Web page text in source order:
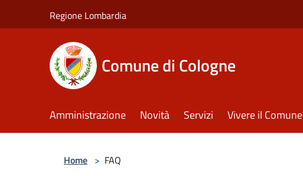
Regione Lombardia
Comune di Cologne
Amministrazione Novità Servizi Vivere il Comune
Home > FAQ